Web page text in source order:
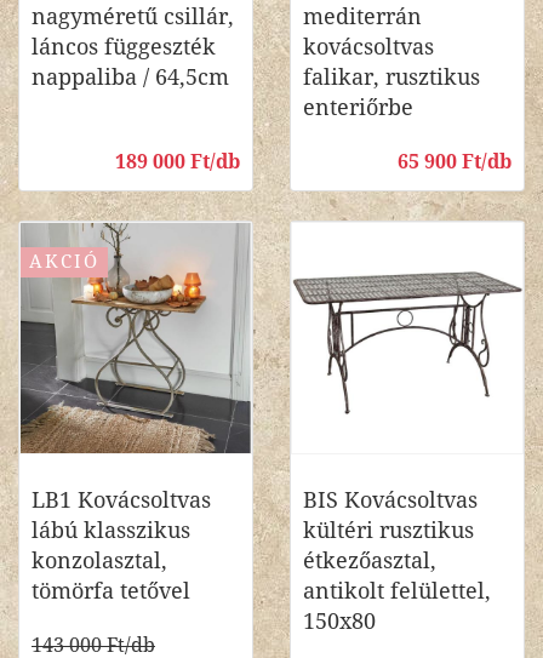
nagyméretű csillár,
láncos függeszték
nappaliba / 64,5cm
189 000 Ft/db
mediterrán
kovácsoltvas
falikar, rusztikus
enteriőrbe
65 900 Ft/db
AKCIÓ
LB1 Kovácsoltvas
lábú klasszikus
konzolasztal,
tömörfa tetővel
143 000 Ft/db
BIS Kovácsoltvas
kültéri rusztikus
étkezőasztal,
antikolt felülettel,
150x80